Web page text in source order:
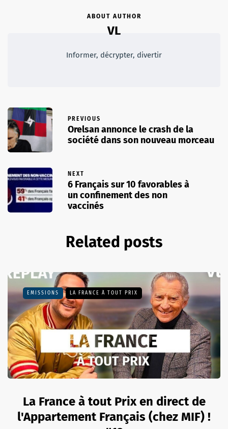
ABOUT AUTHOR
VL
Informer, décrypter, divertir
PREVIOUS
Orelsan annonce le crash de la
société dans son nouveau morceau
NEXT
6 Français sur 10 favorables à
un confinement des non
vaccinés
Related posts
EMISSIONS LA FRANCE À TOUT PRIX
La France à tout Prix en direct de
l'Appartement Français (chez MIF) !